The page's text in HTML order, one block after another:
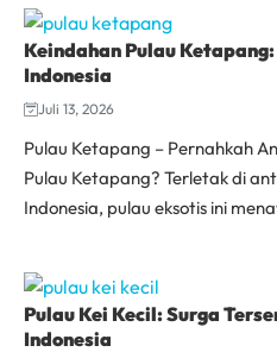
Keindahan Pulau
Indonesia
Juli 13, 2026
Pulau Ketapang – Pernahkah
Pulau Ketapang? Terletak di
Indonesia, pulau eksotis ini
Pulau Kei Kecil: Surga
Indonesia